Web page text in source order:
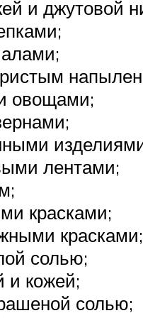
и джутовой
овощами;
лентами;
красками;
красками;
солью;
и кожей;
солью;